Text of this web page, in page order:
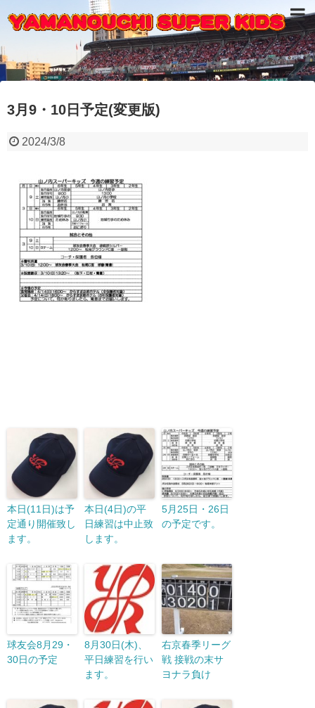
3月9・10日予定(変更版)
2024/3/8
本日(11日)は予
定通り開催致し
ます。
本日(4日)の平
日練習は中止致
します。
5月25日・26日
の予定です。
球友会8月29・
30日の予定
8月30日(木)、
平日練習を行い
ます。
右京春季リーグ
戦 接戦の末サ
ヨナラ負け